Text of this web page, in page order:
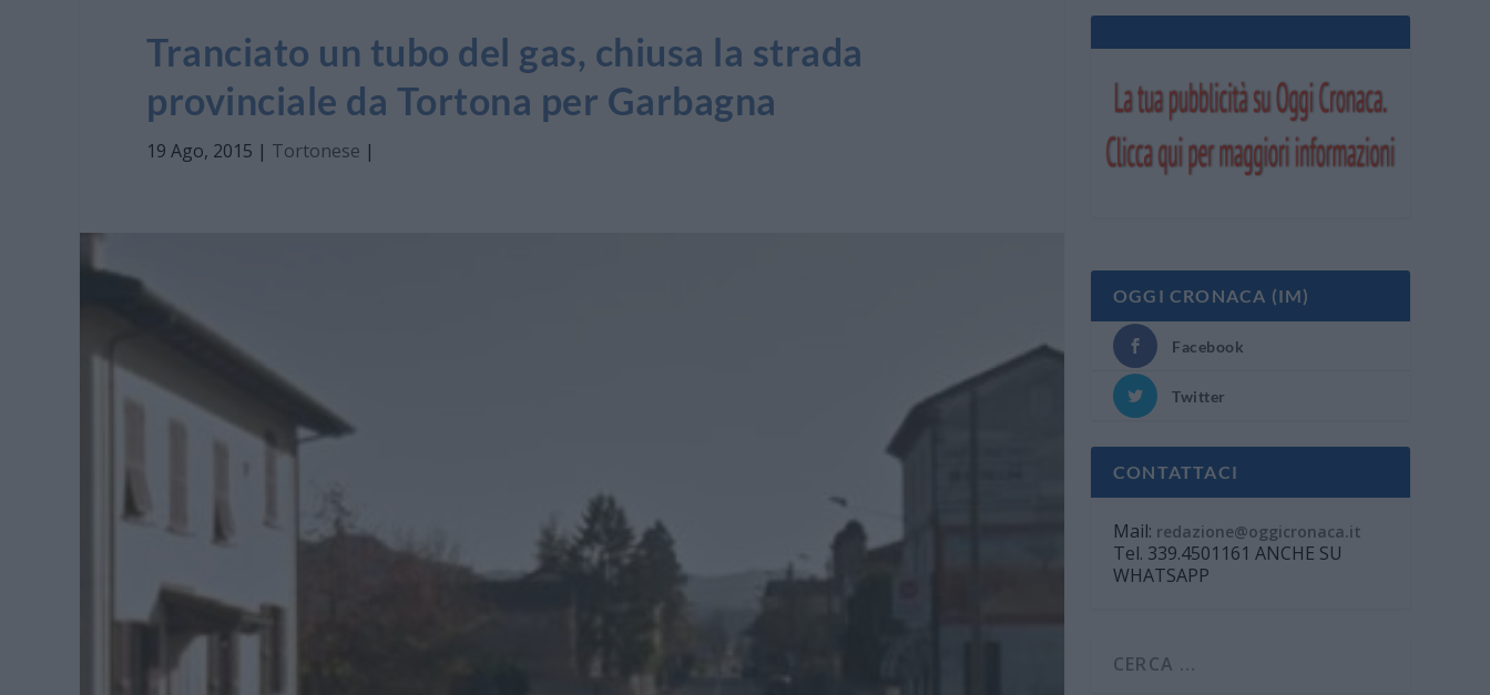
Tranciato un tubo del gas, chiusa la strada
provinciale da Tortona per Garbagna
19 Ago, 2015 | Tortonese |
OGGI CRONACA (IM)
Facebook
Twitter
CONTATTACI
Mail: redazione@oggicronaca.it
Tel. 339.4501161 ANCHE SU
WHATSAPP